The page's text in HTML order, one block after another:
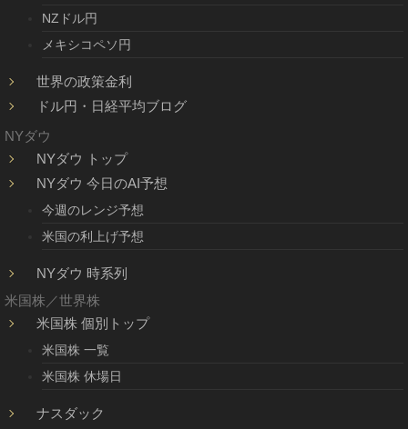
NZドル円
メキシコペソ円
世界の政策金利
ドル円・日経平均ブログ
NYダウ
NYダウ トップ
NYダウ 今日のAI予想
今週のレンジ予想
米国の利上げ予想
NYダウ 時系列
米国株／世界株
米国株 個別トップ
米国株 一覧
米国株 休場日
ナスダック